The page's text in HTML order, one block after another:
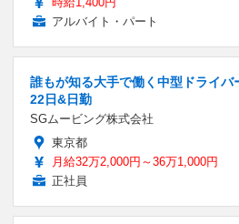
アルバイト・パート
誰もが知る大手で働く中型ドライ
22日&日勤
SGムービング株式会社
東京都
月給32万2,000円～36万1,000円
正社員